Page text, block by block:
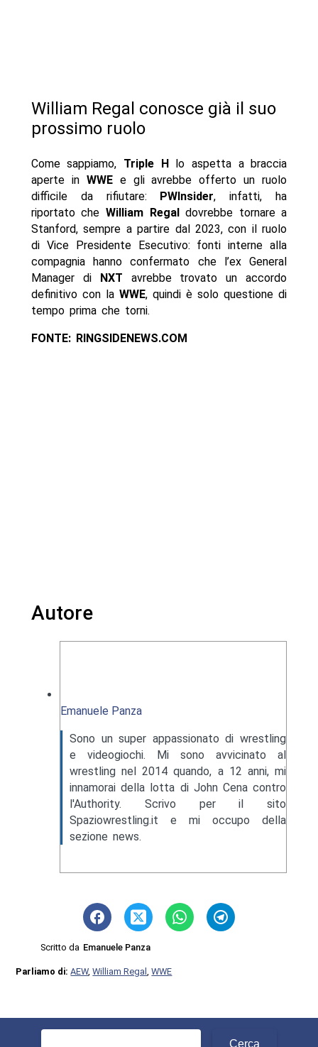
William Regal conosce già il suo
prossimo ruolo
Come sappiamo, Triple H
lo aspetta a braccia
aperte in WWEe gli avrebbe offerto un ruolo
difficile da rifiutare:
PWInsider, infatti, ha
riportato che William Regal
dovrebbe tornare a
Stanford, sempre a partire dal 2023, con il ruolo
di Vice Presidente Esecutivo: fonti interne alla
compagnia hanno confermato che l’ex General
Manager di
NXT avrebbe trovato un accordo
definitivo con la WWE, quindi è solo questione di
tempo prima che torni.
FONTE: RINGSIDENEWS.COM
Autore
Emanuele Panza
Sono un super appassionato di wrestling
e videogiochi. Mi sono avvicinato al
wrestling nel 2014 quando, a 12 anni, mi
innamorai della lotta di John Cena contro
l'Authority. Scrivo per il sito
Spaziowrestling.it e mi occupo della
sezione news.
Scritto da Emanuele Panza
Parliamo di:AEW,William Regal ,WWE